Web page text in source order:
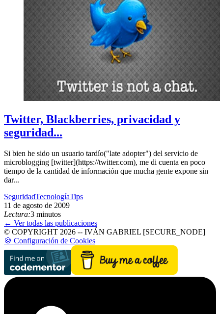
Twitter, Blackberries, privacidad y
seguridad...
Si bien he sido un usuario tardío("late adopter") del servicio de
microblogging [twitter](https://twitter.com), me di cuenta en poco
tiempo de la cantidad de información que mucha gente expone sin
dar...
SeguridadTecnologíaTips
11 de agosto de 2009
Lectura:3 minutos
← Ver todas las publicaciones
© COPYRIGHT 2026 -- IVÁN GABRIEL [SECURE_NODE]
🍪 Configuración de Cookies